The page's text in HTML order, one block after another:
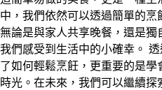
中，我們依然可以透過簡單的烹
無論是與家人共享晚餐，還是
我們感受到生活中的小確幸。
了如何輕鬆烹飪，更重要的是
時光。在未來，我們可以繼續